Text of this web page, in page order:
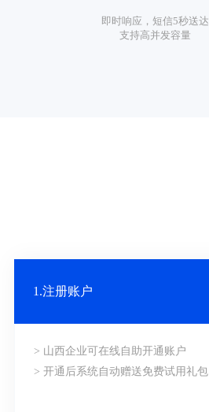
即时响应，短信5秒送达
支持高并发容量
1.注册账户
> 山西企业可在线自助开通账户
> 开通后系统自动赠送免费试用礼包